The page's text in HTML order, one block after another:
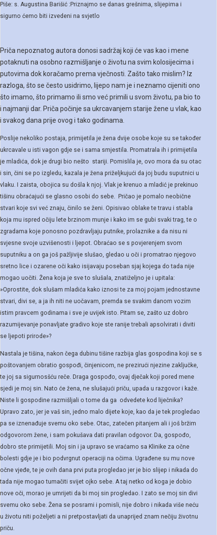
Piše: s. Augustina Barišić :Priznajmo se danas grešnima, slijepima i
sigurno ćemo biti izvedeni na svjetlo
Priča nepoznatog autora donosi sadržaj koji će vas kao i mene
potaknuti na osobno razmišljanje o životu na svim kolosijecima i
putovima dok koračamo prema vječnosti. Zašto tako mislim? Iz
razloga, što se često usidrimo, lijepo nam je i neznamo cijeniti ono
što imamo, što primamo ili smo već primili u svom životu, pa bio to
i najmanji dar. Priča počinje sa ukrcavanjem starije žene u vlak, kao
i svakog dana prije ovog i tako godinama.
Poslije nekoliko postaja, primijetila je žena dvije osobe koje su se također
ukrcavale u isti vagon gdje se i sama smjestila. Promatrala ih i primijetila
je mladića, dok je drugi bio nešto stariji. Pomislila je, ovo mora da su otac
i sin, čini se po izgledu, kazala je žena priželjkujući da joj budu suputnici u
vlaku. I zaista, obojica su došla k njoj. Vlak je krenuo a mladić je prekinuo
tišinu obraćajući se glasno osobi do sebe. Pričao je pomalo neobične
stvari koje svi već znaju, činilo se ženi. Opisivao oblake te travu i stabla
koja mu ispred očiju lete brzinom munje i kako im se gubi svaki trag, te o
zgradama koje ponosno pozdravljaju putnike, prolaznike a da nisu ni
svjesne svoje uzvišenosti i ljepot. Obraćao se s povjerenjem svom
suputniku a on ga još pažljivije slušao, gledao u oči i promatrao njegovo
sretno lice i ozarene oči kako isijavaju poseban sjaj kojega do tada nije
mogao uočiti. Žena koja je sve to slušala, znatiželjno je i upitala:
»Oprostite, dok slušam mladića kako iznosi te za moj pojam jednostavne
stvari, divi se, a ja ih niti ne uočavam, premda se svakim danom vozim
istim pravcem godinama i sve je uvijek isto. Pitam se, zašto uz dobro
razumijevanje ponavljate gradivo koje ste ranije trebali apsolvirati i diviti
se ljepoti prirode»?
Nastala je tišina, nakon čega dubinu tišine razbija glas gospodina koji se s
poštovanjem obratio gospođi, činjenicom, ne prezirući njezine zaključke,
te joj sa sigurnosšću reče. Draga gospođo, ovaj dječak koji pored mene
sjedi je moj sin. Nato će žena, ne slušajući priču, upada u razgovor i kaže.
Niste li gospodine razmišljali o tome da ga odvedete kod liječnika?
Upravo zato, jer je vaš sin, jedno malo dijete koje, kao da je tek progledao
pa se iznenađuje svemu oko sebe. Otac, zatečen pitanjem ali i još bržim
odgovorom žene, i sam pokušava dati pravilan odgovor. Da, gospođo,
dobro ste primijetili. Moj sin i ja upravo se vraćamo sa Klinike za očne
bolesti gdje je i bio podvrgnut operaciji na očima. Ugrađene su mu nove
očne vjeđe, te je ovih dana prvi puta progledao jer je bio slijep i nikada do
tada nije mogao tumačiti svijet ojko sebe. A taj netko od koga je dobio
nove oči, morao je umrijeti da bi moj sin progledao. I zato se moj sin divi
svemu oko sebe. Žena se posrami i pomisli, nije dobro i nikada više neću
u životu niti poželjeti a ni pretpostavljati da unaprijed znam nečiju životnu
priču.